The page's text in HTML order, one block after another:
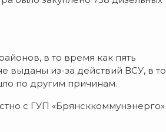
в то время как пять
выданы из-за действий ВСУ, в то
по другим причинам.
с ГУП «Брянсккоммунэнерго»